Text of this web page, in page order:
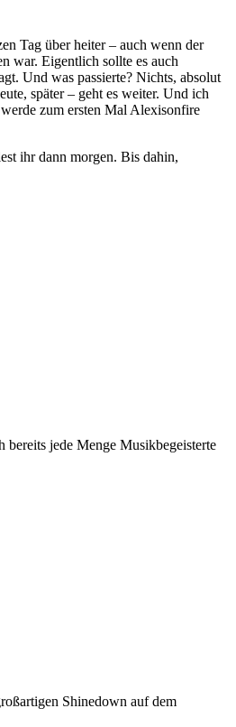
Tag über heiter – auch wenn der
war. Eigentlich sollte es auch
Und was passierte? Nichts, absolut
später – geht es weiter. Und ich
zum ersten Mal Alexisonfire
ihr dann morgen. Bis dahin,
bereits jede Menge Musikbegeisterte
Shinedown auf dem